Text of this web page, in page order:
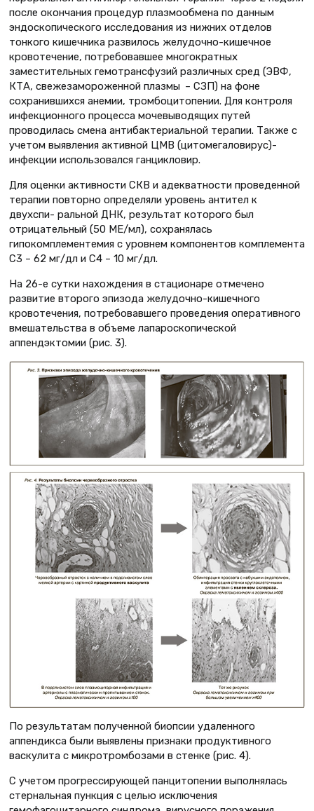
после окончания процедур плазмообмена по данным
эндоскопического исследования из нижних отделов
тонкого кишечника развилось желудочно-кишечное
кровотечение, потребовавшее многократных
заместительных гемотрансфузий различных сред (ЭВФ,
КТА, свежезамороженной плазмы – СЗП) на фоне
сохранившихся анемии, тромбоцитопении. Для контроля
инфекционного процесса мочевыводящих путей
проводилась смена антибактериальной терапии. Также с
учетом выявления активной ЦМВ (цитомегаловирус)-
инфекции использовался ганцикловир.
Для оценки активности СКВ и адекватности проведенной
терапии повторно определяли уровень антител к
двухспи- ральной ДНК, результат которого был
отрицательный (50 МЕ/мл), сохранялась
гипокомплементемия с уровнем компонентов комплемента
С3 – 62 мг/дл и С4 – 10 мг/дл.
На 26-е сутки нахождения в стационаре отмечено
развитие второго эпизода желудочно-кишечного
кровотечения, потребовавшего проведения оперативного
вмешательства в объеме лапароскопической
аппендэктомии (рис. 3).
По результатам полученной биопсии удаленного
аппендикса были выявлены признаки продуктивного
васкулита с микротромбозами в стенке (рис. 4).
С учетом прогрессирующей панцитопении выполнялась
стернальная пункция с целью исключения